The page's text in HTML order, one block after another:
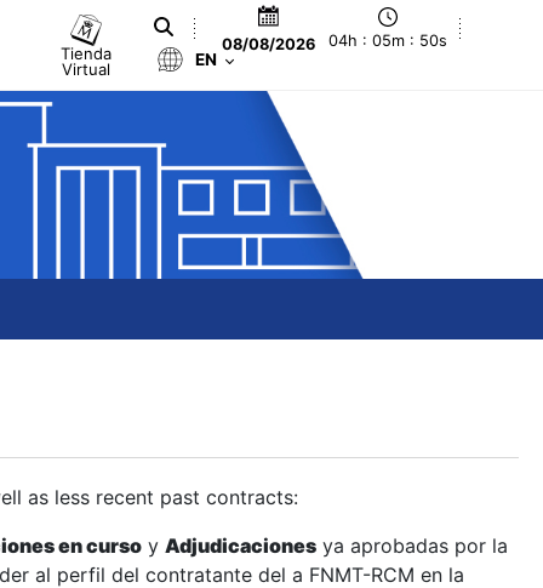
Tienda
Virtual
08/08/2026 04h : 05m : 51s
EN
as less recent past contracts:
en curso y Adjudicaciones ya aprobadas por la
al perfil del contratante del a FNMT-RCM en la